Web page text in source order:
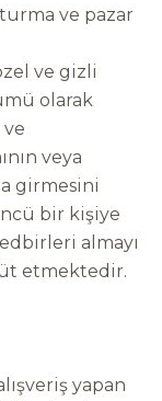
ve pazar
ve gizli
olarak
veya
girmesini
bir kişiye
almayı
etmektedir.
yapan